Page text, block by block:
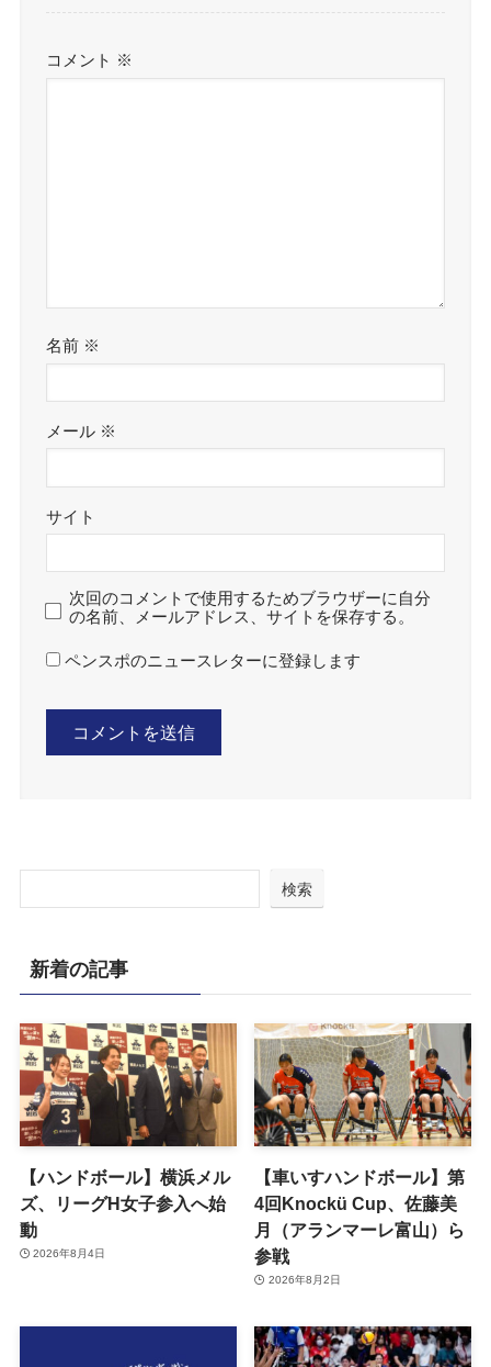
コメント ※
名前 ※
メール ※
サイト
次回のコメントで使用するためブラウザーに自分
の名前、メールアドレス、サイトを保存する。
ペンスポのニュースレターに登録します
検索
新着の記事
【ハンドボール】横浜メル
ズ、リーグH女子参入へ始
動
2026年8月4日
【車いすハンドボール】第
4回Knockü Cup、佐藤美
月（アランマーレ富山）ら
参戦
2026年8月2日